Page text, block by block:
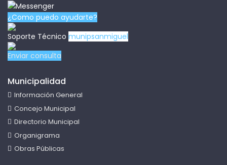
¿Como puedo ayudarte?
Soporte Técnico munipsanmiguel
Enviar consulta
Municipalidad
Información General
Concejo Municipal
Directorio Municipal
Organigrama
Obras Públicas